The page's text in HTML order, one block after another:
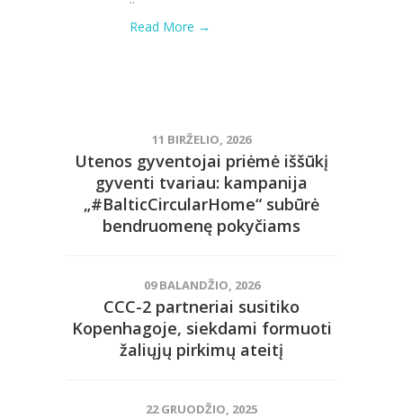
Read More →
11 BIRŽELIO, 2026
Utenos gyventojai priėmė iššūkį
gyventi tvariau: kampanija
„#BalticCircularHome“ subūrė
bendruomenę pokyčiams
09 BALANDŽIO, 2026
CCC-2 partneriai susitiko
Kopenhagoje, siekdami formuoti
žaliųjų pirkimų ateitį
22 GRUODŽIO, 2025